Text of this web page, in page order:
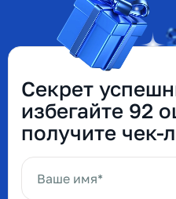
Секрет
избегайте 92
получите чек-